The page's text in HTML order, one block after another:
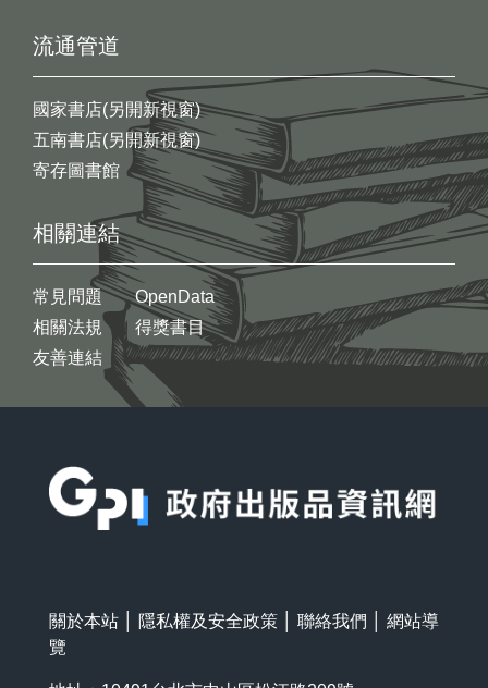
流通管道
國家書店(另開新視窗)
五南書店(另開新視窗)
寄存圖書館
相關連結
常見問題
相關法規
友善連結
OpenData
得獎書目
關於本站 隱私權及安全政策 聯絡我們
網站導
覽